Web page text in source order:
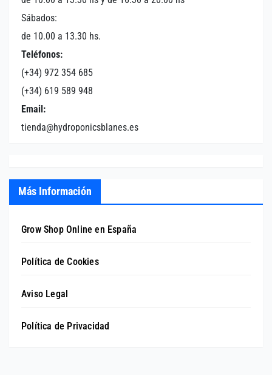
Sábados:
de 10.00 a 13.30 hs.
Teléfonos:
(+34) 972 354 685
(+34) 619 589 948
Email:
tienda@hydroponicsblanes.es
Más Información
Grow Shop Online en España
Política de Cookies
Aviso Legal
Política de Privacidad